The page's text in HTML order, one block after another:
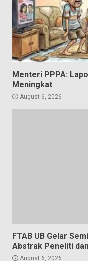
Menteri PPPA:
Meningkat
August 6, 2026
FTAB UB Gelar
Abstrak Peneliti
August 6, 2026